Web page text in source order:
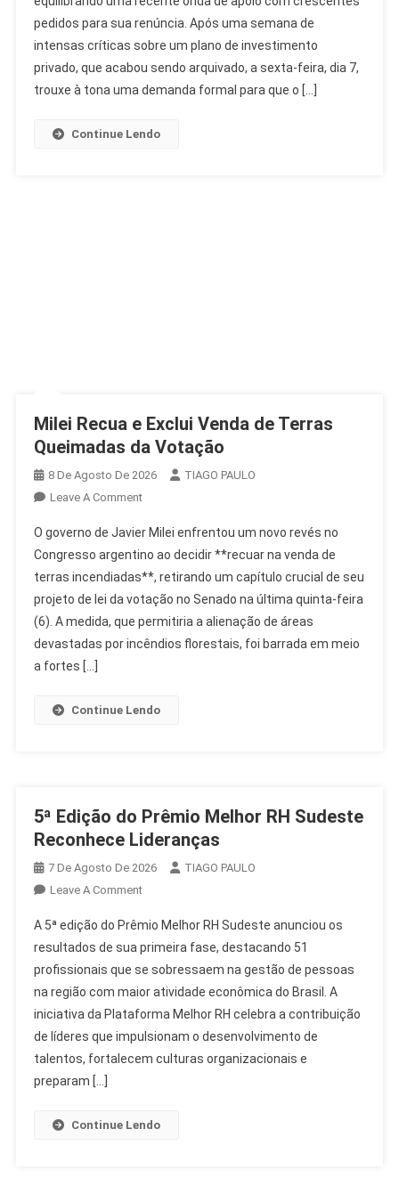
E
Apoio
Na
FIFA
pedidos para sua renúncia. Após uma semana de
intensas críticas sobre um plano de investimento
privado, que acabou sendo arquivado, a sexta-feira, dia 7,
trouxe à tona uma demanda formal para que o […]
Continue Lendo
Milei Recua e Exclui Venda de Terras
Queimadas da Votação
8 De Agosto De 2026
TIAGO PAULO
Leave A CommentOn
Recua
E
Exclui
Venda
De
Terras
O governo de Javier Milei enfrentou um novo revés no
Congresso argentino ao decidir **recuar na venda de
terras incendiadas**, retirando um capítulo crucial de seu
projeto de lei da votação no Senado na última quinta-feira
(6). A medida, que permitiria a alienação de áreas
devastadas por incêndios florestais, foi barrada em meio
a fortes […]
Continue Lendo
5ª Edição do Prêmio Melhor RH Sudeste
Reconhece Lideranças
7 De Agosto De 2026
TIAGO PAULO
Leave A CommentOn
Edição
Do
Prêmio
Melhor
RH
Sudeste
Reconhece
A 5ª edição do Prêmio Melhor RH Sudeste anunciou os
resultados de sua primeira fase, destacando 51
profissionais que se sobressaem na gestão de pessoas
na região com maior atividade econômica do Brasil. A
iniciativa da Plataforma Melhor RH celebra a contribuição
de líderes que impulsionam o desenvolvimento de
talentos, fortalecem culturas organizacionais e
preparam […]
Continue Lendo